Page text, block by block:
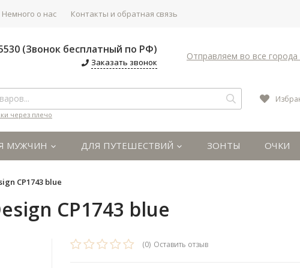
Немного о нас Контакты и обратная связь
(Звонок бесплатный по РФ)
Заказать звонок
Отправляем во все города
через плечо
МУЖЧИН ДЛЯ ПУТЕШЕСТВИЙ ЗОНТЫ ОЧКИ
CP1743 blue
CP1743 blue
(0) Оставить отзыв